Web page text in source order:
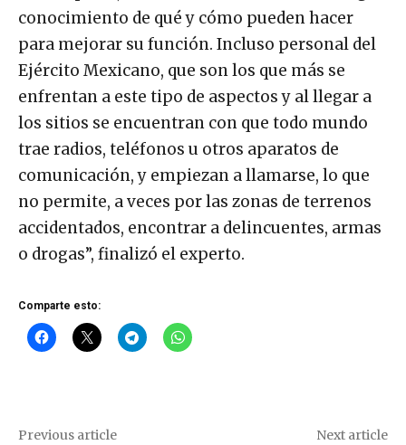
conocimiento de qué y cómo pueden hacer
para mejorar su función. Incluso personal del
Ejército Mexicano, que son los que más se
enfrentan a este tipo de aspectos y al llegar a
los sitios se encuentran con que todo mundo
trae radios, teléfonos u otros aparatos de
comunicación, y empiezan a llamarse, lo que
no permite, a veces por las zonas de terrenos
accidentados, encontrar a delincuentes, armas
o drogas”, finalizó el experto.
Comparte esto:
Previous article Next article